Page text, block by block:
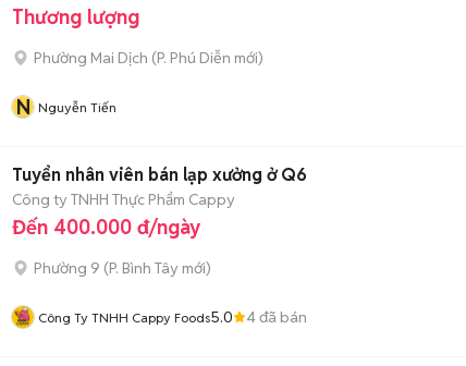
Thương lượng
Phường Mai Dịch (P. Phú Diễn mới)
N Nguyễn Tiến
Tuyển nhân viên bán lạp xưởng ở Q6
Công ty TNHH Thực Phẩm Cappy
Đến 400.000 đ/ngày
Phường 9 (P. Bình Tây mới)
Công Ty TNHH Cappy Foods5.0 4đã bán